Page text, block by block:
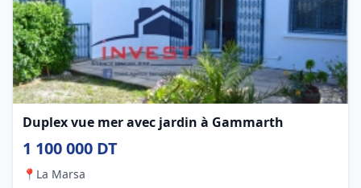
Duplex vue mer avec jardin à Gammarth
1 100 000 DT
📍 La Marsa